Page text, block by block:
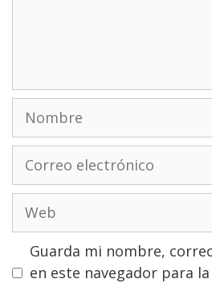
Nombre
electrónico
Guarda mi nombre,
en este navegador para